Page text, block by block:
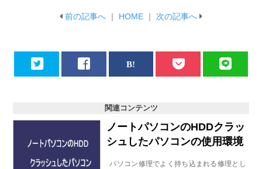
前の記事へ ｜ HOME ｜ 次の記事へ
関連コンテンツ
ノートパソコンのHDDクラッ
シュしたパソコンの使用環境
パソコン修理でよく持ち込まれる修理とし